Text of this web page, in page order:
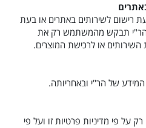
רישום לשירותים באתרים או בעת
הר"י תבקש מהמשתמש רק את
או לרכישת המוצרים.
המידע של הר"י ובאחריותה.
על פי מדיניות פרטיות זו ועל פי